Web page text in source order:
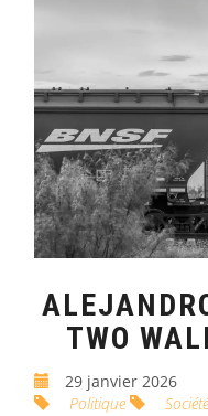
TWO
29 janvier 2026
Politique
Société